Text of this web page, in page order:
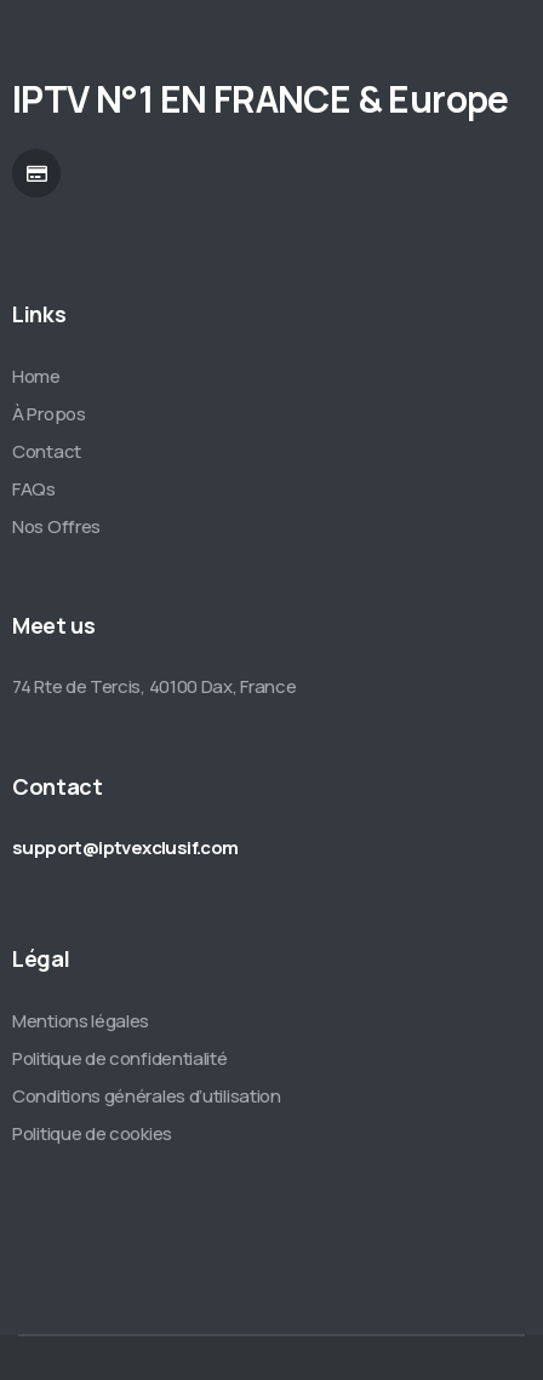
IPTV N°1 EN FRANCE & Europe
Links
Home
À Propos
Contact
FAQs
Nos Offres
Meet us
74 Rte de Tercis, 40100 Dax, France
Contact
support@iptvexclusif.com
Légal
Mentions légales
Politique de confidentialité
Conditions générales d’utilisation
Politique de cookies